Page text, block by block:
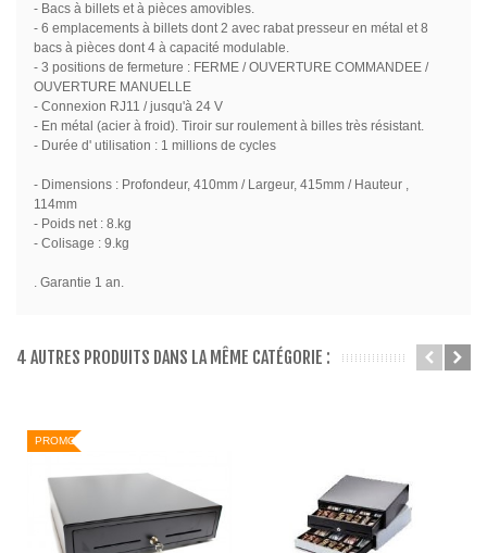
- Bacs à billets et à pièces amovibles.
- 6 emplacements à billets dont 2 avec rabat presseur en métal et 8
bacs à pièces dont 4 à capacité modulable.
- 3 positions de fermeture : FERME / OUVERTURE COMMANDEE /
OUVERTURE MANUELLE
- Connexion RJ11 / jusqu'à 24 V
- En métal (acier à froid). Tiroir sur roulement à billes très résistant.
- Durée d' utilisation : 1 millions de cycles
- Dimensions : Profondeur, 410mm / Largeur, 415mm / Hauteur ,
114mm
- Poids net : 8.kg
- Colisage : 9.kg
. Garantie 1 an.
4 AUTRES PRODUITS DANS LA MÊME CATÉGORIE :
PROMO